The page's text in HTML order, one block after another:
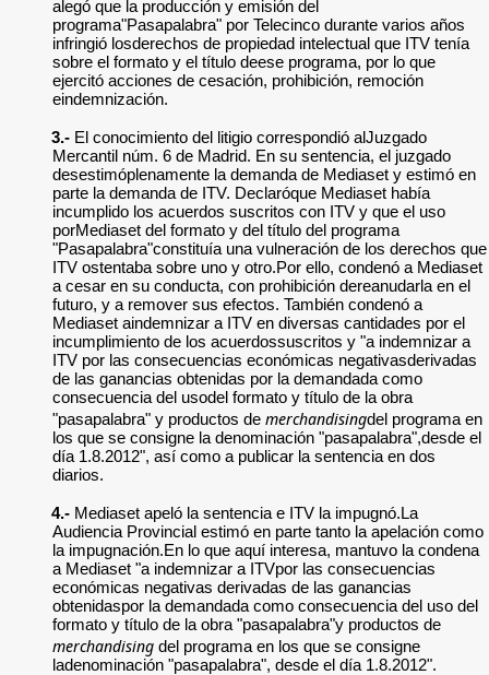
alegó que la producción y emisión del
programa"Pasapalabra" por Telecinco durante varios años
infringió losderechos de propiedad intelectual que ITV tenía
sobre el formato y el título deese programa, por lo que
ejercitó acciones de cesación, prohibición, remoción
eindemnización.
3.- El conocimiento del litigio correspondió alJuzgado
Mercantil núm. 6 de Madrid. En su sentencia, el juzgado
desestimóplenamente la demanda de Mediaset y estimó en
parte la demanda de ITV. Declaróque Mediaset había
incumplido los acuerdos suscritos con ITV y que el uso
porMediaset del formato y del título del programa
"Pasapalabra"constituía una vulneración de los derechos que
ITV ostentaba sobre uno y otro.Por ello, condenó a Mediaset
a cesar en su conducta, con prohibición dereanudarla en el
futuro, y a remover sus efectos. También condenó a
Mediaset aindemnizar a ITV en diversas cantidades por el
incumplimiento de los acuerdossuscritos y "a indemnizar a
ITV por las consecuencias económicas negativasderivadas
de las ganancias obtenidas por la demandada como
consecuencia del usodel formato y título de la obra
"pasapalabra" y productos de merchandisingdel programa en
los que se consigne la denominación "pasapalabra",desde el
día 1.8.2012", así como a publicar la sentencia en dos
diarios.
4.- Mediaset apeló la sentencia e ITV la impugnó.La
Audiencia Provincial estimó en parte tanto la apelación como
la impugnación.En lo que aquí interesa, mantuvo la condena
a Mediaset "a indemnizar a ITVpor las consecuencias
económicas negativas derivadas de las ganancias
obtenidaspor la demandada como consecuencia del uso del
formato y título de la obra "pasapalabra"y productos de
merchandising del programa en los que se consigne
ladenominación "pasapalabra", desde el día 1.8.2012".